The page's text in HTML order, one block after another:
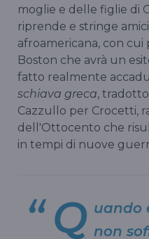
moglie e delle figlie di
riprende e stringe
afroamericana, con cui
Boston che avrà un
fatto realmente
schiava greca,
Cazzullo per Crocetti,
dell'Ottocento che
in tempi di nuove
Q uando
non